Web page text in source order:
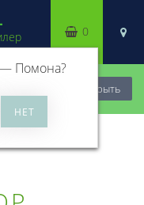
Закрыть
— Помона?
0